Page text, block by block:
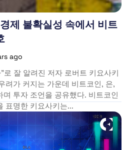
제 불확실성 속에서 비트
ago
로 잘 알려진 저자 로버트 키요사키
려가 커지는 가운데 비트코인, 은,
투자 조언을 공유했다. 비트코인
표명한 키요사키는...